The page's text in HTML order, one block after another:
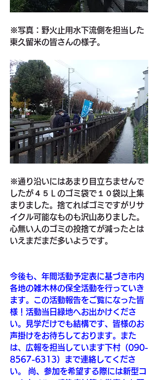
※写真：野火止用水下流側を担当した
東久留米の皆さんの様子。
※通り沿いにはあまり目立ちませんで
したが４５Ｌのゴミ袋で１０袋以上集
まりました。捨てればゴミですがリサ
イクル可能なものも沢山ありました。
心無い人のゴミの投捨てが減ったとは
いえまだまだ多いようです。
今後も、年間活動予定表に基づき市内
各地の雑木林の保全活動を行っていき
ます。この活動報告をご覧になった皆
様！活動当日緑地へお出かけくださ
い。見学だけでも結構です、皆様のお
声掛けをお待ちしております。また
は、広報を担当しています下村（090-
8567-6313）まで連絡してくださ
い。 尚、参加を希望する際には新型コ